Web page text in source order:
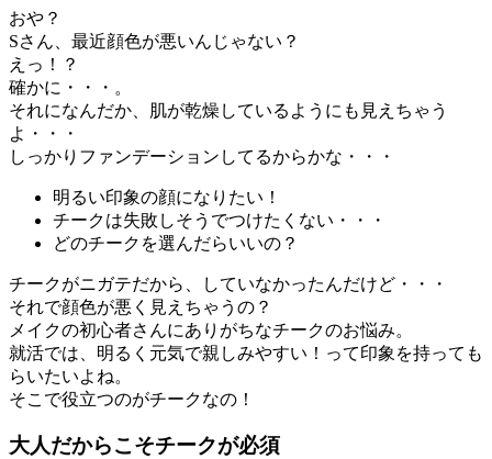
おや？
Sさん、最近顔色が悪いんじゃない？
えっ！？
確かに・・・。
それになんだか、肌が乾燥しているようにも見えちゃう
よ・・・
しっかりファンデーションしてるからかな・・・
明るい印象の顔になりたい！
チークは失敗しそうでつけたくない・・・
どのチークを選んだらいいの？
チークがニガテだから、していなかったんだけど・・・
それで顔色が悪く見えちゃうの？
メイクの初心者さんにありがちなチークのお悩み。
就活では、明るく元気で親しみやすい！って印象を持っても
らいたいよね。
そこで役立つのがチークなの！
大人だからこそチークが必須